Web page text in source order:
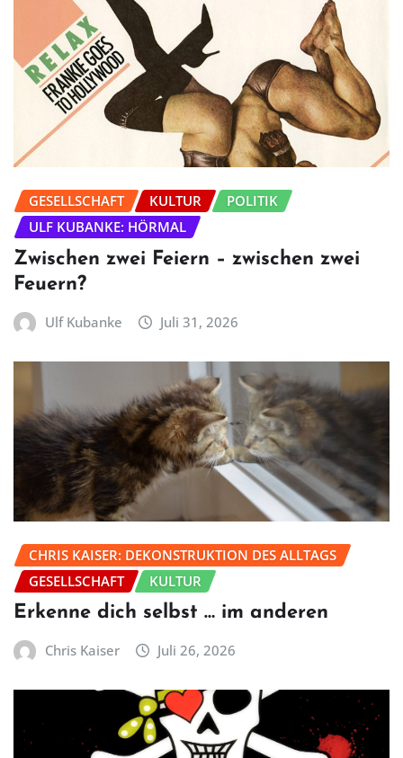
GESELLSCHAFT KULTUR
POLITIK
ULF KUBANKE: HÖRMAL
Zwischen zwei Feiern – zwischen zwei
Feuern?
Ulf Kubanke Juli 31, 2026
CHRIS KAISER: DEKONSTRUKTION DES ALLTAGS
GESELLSCHAFT
KULTUR
Erkenne dich selbst … im anderen
Chris Kaiser Juli 26, 2026